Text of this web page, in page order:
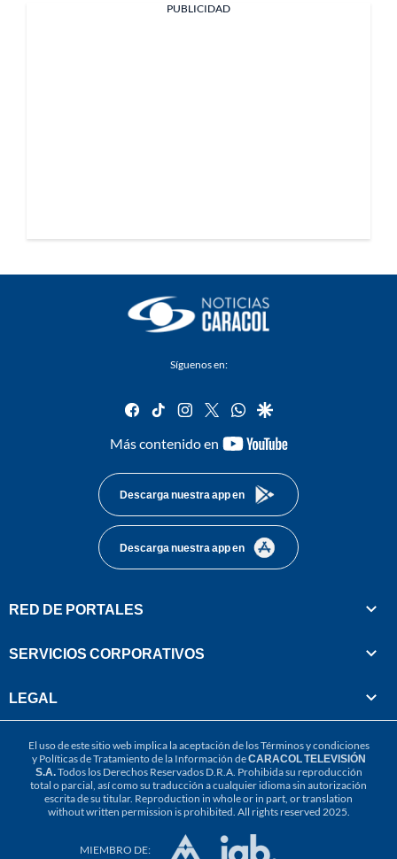
PUBLICIDAD
Síguenos en:
facebook
tiktok instagram
twitterwhatsapp
google
Más contenido en
youtube-
Descarga nuestra app en
Descarga nuestra app en
RED DE PORTALES
SERVICIOS CORPORATIVOS
LEGAL
El uso de este sitio web implica la aceptación de losTérminos y condiciones
y Políticas de Tratamiento de la Información deCARACOL TELEVISIÓN
S.A.Todos los Derechos Reservados D.R.A. Prohibida su reproducción
total o parcial, así como su traducción a cualquier idioma sin autorización
escrita de su titular. Reproduction in whole or in part, or translation
without written permission is prohibited. All rights reserved 2025.
MIEMBRO DE: